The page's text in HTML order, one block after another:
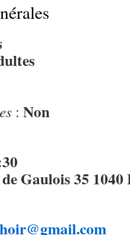
: Non
Gaulois 35